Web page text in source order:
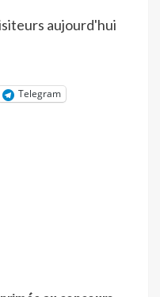
aujourd'hui
Telegram